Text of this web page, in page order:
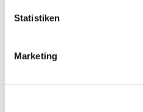
Statistiken
Marketing